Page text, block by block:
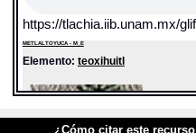
https://tlachia.iib.unam.mx/
METLALTOYUCA - M_E
Elemento: teoxihuitl
¿Cómo citar este